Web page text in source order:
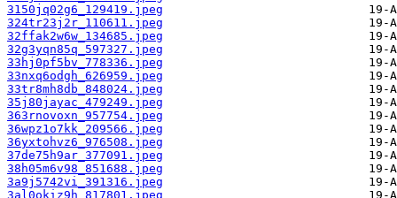
3150jq02g6_129419.jpeg
324tr23j2r_110611.jpeg
32ffak2w6w_134685.jpeg
32g3yqn85q_597327.jpeg
33hj0pf5bv_778336.jpeg
33nxq6odgh_626959.jpeg
33tr8mh8db_848024.jpeg
35j80jayac_479249.jpeg
363rnovoxn_957754.jpeg
36wpz1o7kk_209566.jpeg
36yxtohvz6_976508.jpeg
37de75h9ar_377091.jpeg
38h05m6v98_851688.jpeg
3a9j5742vi_391316.jpeg
3al0okiz9h_817801.jpeg